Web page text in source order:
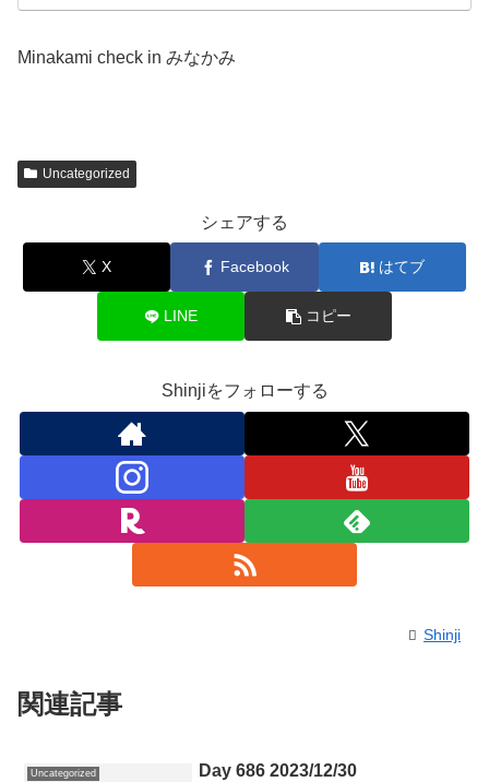
Minakami check in みなかみ
Uncategorized
シェアする
X Facebook はてブ
LINE コピー
Shinjiをフォローする
Shinji
関連記事
Uncategorized Day 686 2023/12/30